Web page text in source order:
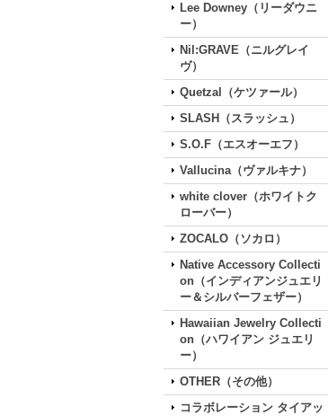
Lee Downey（リーダウニ
ー）
Nil:GRAVE（ニルグレイ
ヴ）
Quetzal（ケツァール）
SLASH（スラッシュ）
S.O.F（エスオーエフ）
Vallucina（ヴァルキナ）
white clover（ホワイトク
ローバー）
ZOCALO（ソカロ）
Native Accessory Collecti
on（インディアンジュエリ
ー＆シルバーフェザー）
Hawaiian Jewelry Collecti
on（ハワイアン ジュエリ
ー）
OTHER（その他）
コラボレーション タイアッ